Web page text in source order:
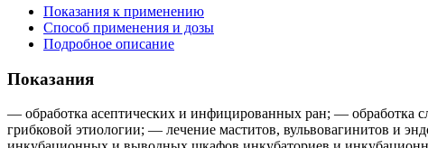
Показания к применению
Способ применения и дозы
Подробное описание
Показания
— обработка асептических и инфицированных ран; — обработка
грибковой этиологии; — лечение маститов, вульвовагинитов и